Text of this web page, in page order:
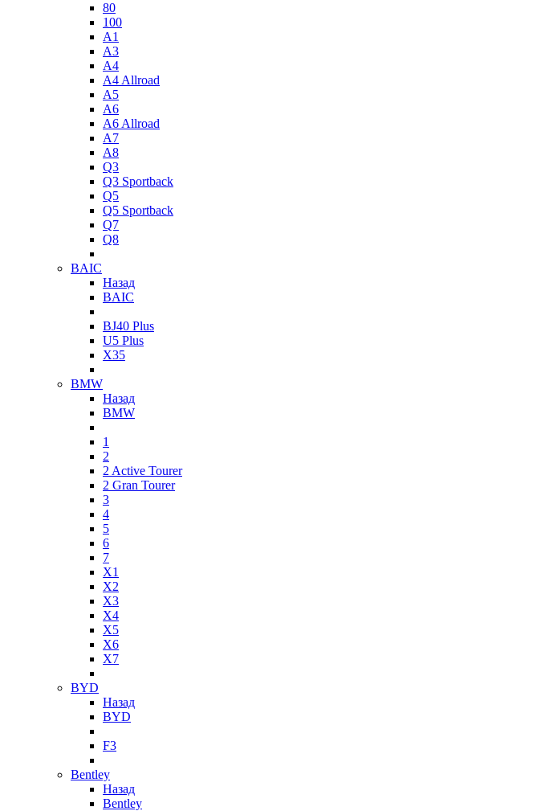
80
100
A1
A3
A4
A4 Allroad
A5
A6
A6 Allroad
A7
A8
Q3
Q3 Sportback
Q5
Q5 Sportback
Q7
Q8
BAIC
Назад
BAIC
BJ40 Plus
U5 Plus
X35
BMW
Назад
BMW
1
2
2 Active Tourer
2 Gran Tourer
3
4
5
6
7
X1
X2
X3
X4
X5
X6
X7
BYD
Назад
BYD
F3
Bentley
Назад
Bentley